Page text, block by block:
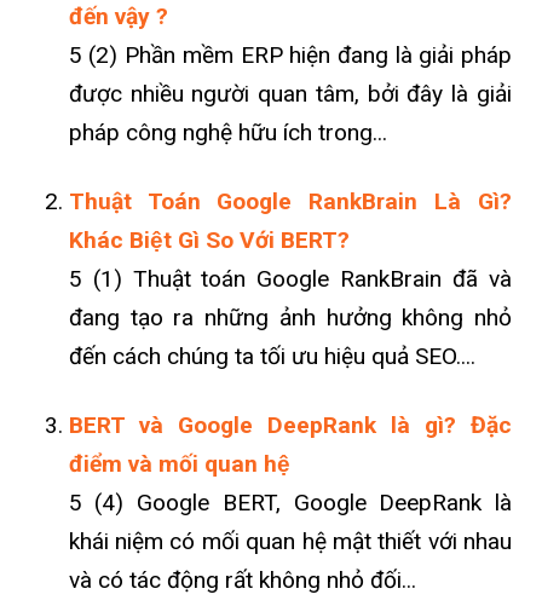
đến vậy ?
5 (2) Phần mềm ERP hiện đang là giải pháp
được nhiều người quan tâm, bởi đây là giải
pháp công nghệ hữu ích trong...
Thuật Toán Google RankBrain Là Gì?
Khác Biệt Gì So Với BERT?
5 (1) Thuật toán Google RankBrain đã và
đang tạo ra những ảnh hưởng không nhỏ
đến cách chúng ta tối ưu hiệu quả SEO....
BERT và Google DeepRank là gì? Đặc
điểm và mối quan hệ
5 (4) Google BERT, Google DeepRank là
khái niệm có mối quan hệ mật thiết với nhau
và có tác động rất không nhỏ đối...